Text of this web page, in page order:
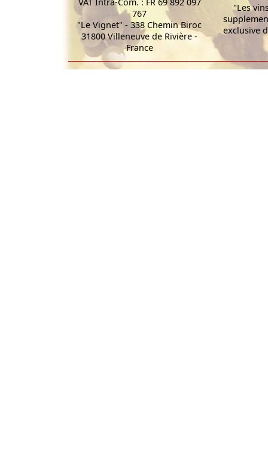
767
"Le Vignet" - 338 Chemin Biroc
31800 Villeneuve de Rivière -
France
"Les
exclusive